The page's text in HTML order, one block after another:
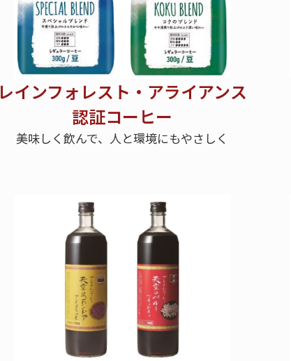
レインフォレスト・アライアンス
認証コーヒー
美味しく飲んで、人と環境にもやさしく